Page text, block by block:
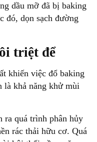
dầu mỡ đã bị baking
đó, dọn sạch đường
triệt để
khiến việc đổ baking
là khả năng khử mùi
quá trình phân hủy
rác thải hữu cơ. Quá